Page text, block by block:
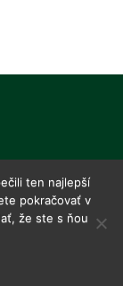
ten najlepší
pokračovať v
že ste s ňou